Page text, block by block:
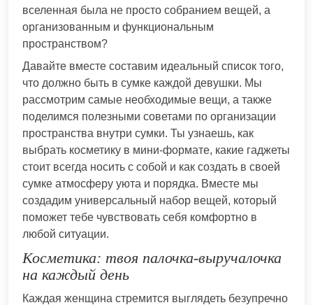
вселенная была не просто собранием вещей, а
организованным и функциональным
пространством?
Давайте вместе составим идеальный список того,
что должно быть в сумке каждой девушки. Мы
рассмотрим самые необходимые вещи, а также
поделимся полезными советами по организации
пространства внутри сумки. Ты узнаешь, как
выбрать косметику в мини-формате, какие гаджеты
стоит всегда носить с собой и как создать в своей
сумке атмосферу уюта и порядка. Вместе мы
создадим универсальный набор вещей, который
поможет тебе чувствовать себя комфортно в
любой ситуации.
Косметика: твоя палочка-выручалочка
на каждый день
Каждая женщина стремится выглядеть безупречно